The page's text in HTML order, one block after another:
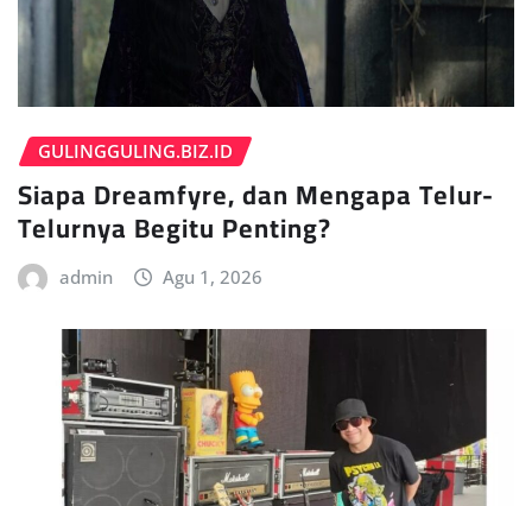
GULINGGULING.BIZ.ID
Siapa Dreamfyre, dan Mengapa Telur-
Telurnya Begitu Penting?
admin Agu 1, 2026